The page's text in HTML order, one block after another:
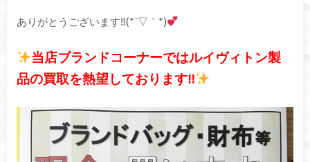
ありがとうございます‼(*´▽｀*)
当店ブランドコーナーではルイヴィトン製
品の買取を熱望しております‼